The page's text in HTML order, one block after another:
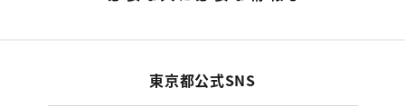
東京都公式SNS